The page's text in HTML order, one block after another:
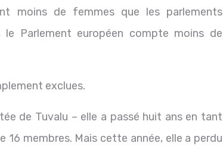
moins de femmes que les parlements
Parlement européen compte moins de
exclues.
de Tuvalu – elle a passé huit ans en tant
membres. Mais cette année, elle a perdu